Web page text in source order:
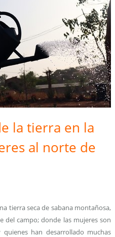
la tierra en la
al norte de
tierra seca de sabana montañosa,
del campo; donde las mujeres son
han desarrollado muchas